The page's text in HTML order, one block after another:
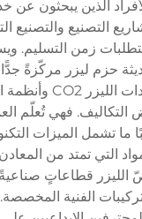
الذين يبحثون
التصنيع
زمن التسليم.
حزم ليزر مركّزةً
التكاليف. فهي
تشمل الميزات
التي تمتد من
قطاعاتٍ صناعيةً
الفنية